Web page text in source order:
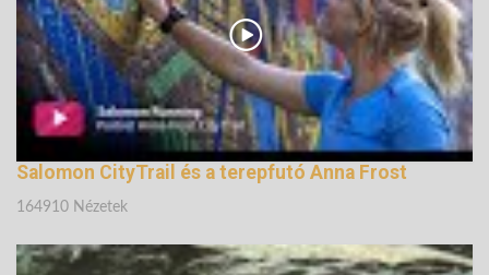
Salomon CityTrail és a terepfutó Anna Frost
164910 Nézetek